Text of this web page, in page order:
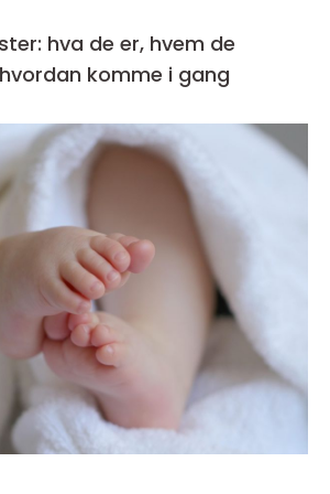
hva de er, hvem de
komme i gang